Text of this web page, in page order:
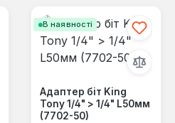
В наявності
Адаптер біт King
Tony 1/4" > 1/4" L50мм
(7702-50)